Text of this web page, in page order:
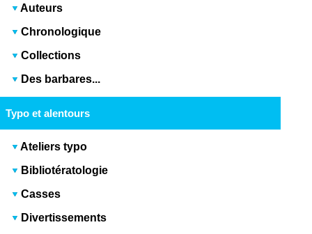
Auteurs
Chronologique
Collections
Des barbares...
Typo et alentours
Ateliers typo
Bibliotératologie
Casses
Divertissements